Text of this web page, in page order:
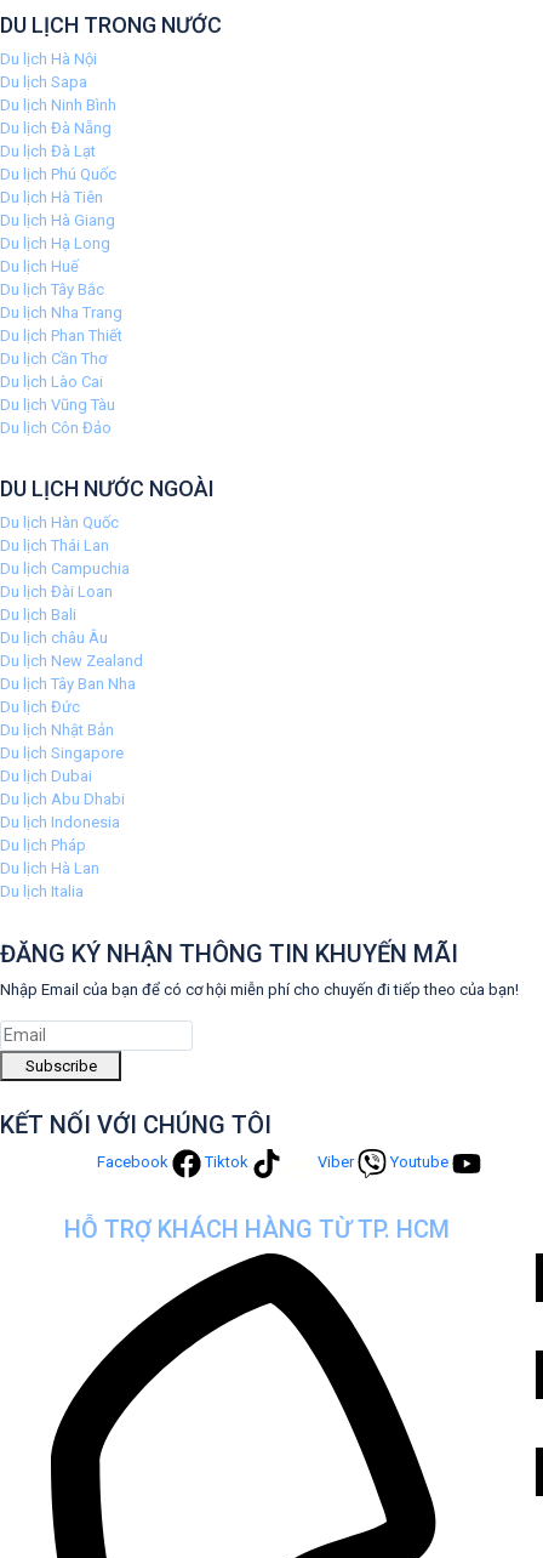
DU LỊCH TRONG NƯỚC
Du lịch Hà Nội
Du lịch Sapa
Du lịch Ninh Bình
Du lịch Đà Nẵng
Du lịch Đà Lạt
Du lịch Phú Quốc
Du lịch Hà Tiên
Du lịch Hà Giang
Du lịch Hạ Long
Du lịch Huế
Du lịch Tây Bắc
Du lịch Nha Trang
Du lịch Phan Thiết
Du lịch Cần Thơ
Du lịch Lào Cai
Du lịch Vũng Tàu
Du lịch Côn Đảo
DU LỊCH NƯỚC NGOÀI
Du lịch Hàn Quốc
Du lịch Thái Lan
Du lịch Campuchia
Du lịch Đài Loan
Du lịch Bali
Du lịch châu Âu
Du lịch New Zealand
Du lịch Tây Ban Nha
Du lịch Đức
Du lịch Nhật Bản
Du lịch Singapore
Du lịch Dubai
Du lịch Abu Dhabi
Du lịch Indonesia
Du lịch Pháp
Du lịch Hà Lan
Du lịch Italia
ĐĂNG KÝ NHẬN THÔNG TIN KHUYẾN MÃI
Nhập Email của bạn để có cơ hội miễn phí cho chuyến đi tiếp theo của bạn!
Subscribe
KẾT NỐI VỚI CHÚNG TÔI
Facebook Tiktok Viber Youtube
HỖ TRỢ KHÁCH HÀNG TỪ TP. HCM